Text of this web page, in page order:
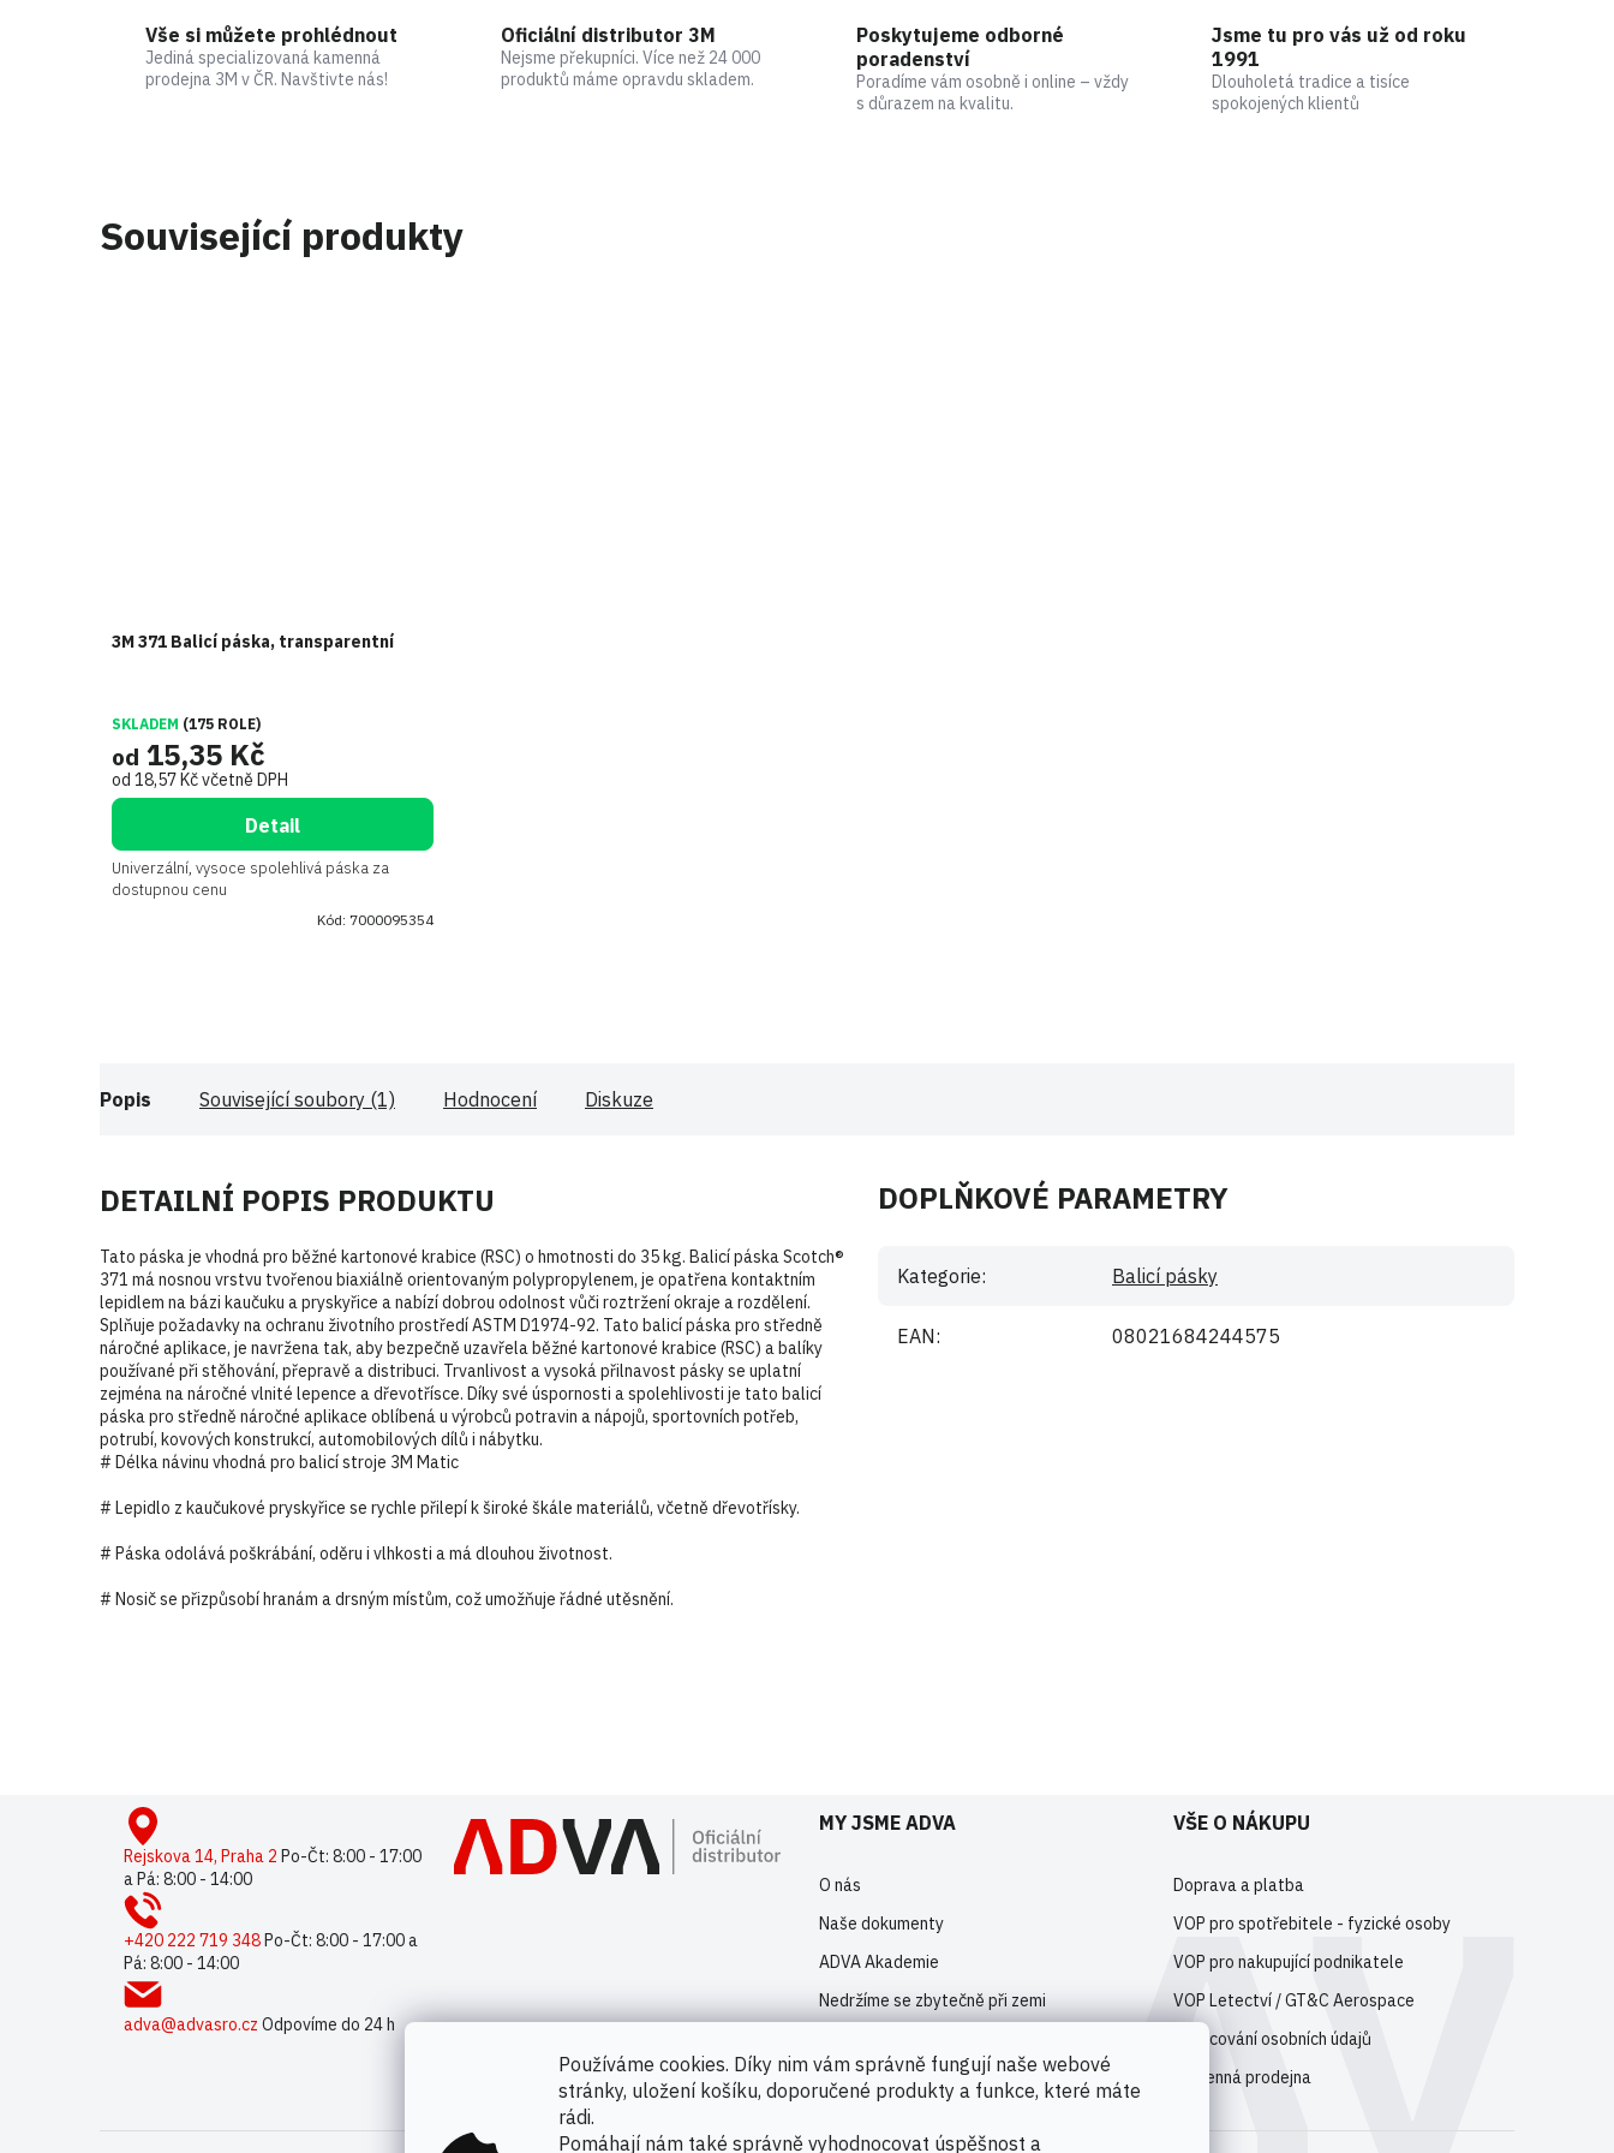
Používáme cookies. Díky nim vám správně fungují naše webové
stránky, uložení košíku, doporučené produkty a funkce, které máte
rádi.
Pomáhají nám také správně vyhodnocovat úspěšnost a
Vše si můžete prohlédnout
Jediná specializovaná kamenná
prodejna 3M v ČR. Navštivte nás!
Oficiální distributor 3M
Nejsme překupníci. Více než 24 000
produktů máme opravdu skladem.
Poskytujeme odborné
poradenství
Poradíme vám osobně i online – vždy
s důrazem na kvalitu.
Jsme tu pro vás už od roku
1991
Dlouholetá tradice a tisíce
spokojených klientů
Související produkty
3M 371 Balicí páska, transparentní
SKLADEM (175 ROLE)
od 18,57 Kč včetně DPH
od 15,35 Kč
Detail
Univerzální, vysoce spolehlivá páska za
dostupnou cenu
Kód: 7000095354
Popis Související soubory (1) Hodnocení Diskuze
DETAILNÍ POPIS PRODUKTU
Tato páska je vhodná pro běžné kartonové krabice (RSC) o hmotnosti do 35 kg. Balicí páska Scotch®
371 má nosnou vrstvu tvořenou biaxiálně orientovaným polypropylenem, je opatřena kontaktním
lepidlem na bázi kaučuku a pryskyřice a nabízí dobrou odolnost vůči roztržení okraje a rozdělení.
Splňuje požadavky na ochranu životního prostředí ASTM D1974-92. Tato balicí páska pro středně
náročné aplikace, je navržena tak, aby bezpečně uzavřela běžné kartonové krabice (RSC) a balíky
používané při stěhování, přepravě a distribuci. Trvanlivost a vysoká přilnavost pásky se uplatní
zejména na náročné vlnité lepence a dřevotřísce. Díky své úspornosti a spolehlivosti je tato balicí
páska pro středně náročné aplikace oblíbená u výrobců potravin a nápojů, sportovních potřeb,
potrubí, kovových konstrukcí, automobilových dílů i nábytku.
# Délka návinu vhodná pro balicí stroje 3M Matic
# Lepidlo z kaučukové pryskyřice se rychle přilepí k široké škále materiálů, včetně dřevotřísky.
# Páska odolává poškrábání, oděru i vlhkosti a má dlouhou životnost.
# Nosič se přizpůsobí hranám a drsným místům, což umožňuje řádné utěsnění.
DOPLŇKOVÉ PARAMETRY
Kategorie: Balicí pásky
EAN: 08021684244575
Rejskova 14, Praha 2 Po-Čt: 8:00 - 17:00
a Pá: 8:00 - 14:00
+420 222 719 348Po-Čt: 8:00 - 17:00 a
Pá: 8:00 - 14:00
adva@advasro.cz Odpovíme do 24 h
MY JSME ADVA
O nás
Naše dokumenty
ADVA Akademie
Nedržíme se zbytečně při zemi
Novinky
VŠE O NÁKUPU
Doprava a platba
VOP pro spotřebitele - fyzické osoby
VOP pro nakupující podnikatele
VOP Letectví / GT&C Aerospace
Zpracování osobních údajů
Kamenná prodejna